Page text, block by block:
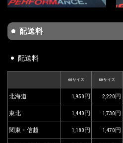
配送料
配送料
60サイズ 80サイズ
北海道 1,950 2,220
東北 1,440 1,730
関東・信越 1,180 1,470